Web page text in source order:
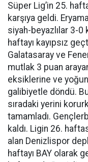
Süper Lig’in 25.
karşıya geldi.
siyah-beyazlılar 3-0
haftayı kayıpsız
Galatasaray ve
mutlak 3 puan
eksiklerine ve yoğun
galibiyetle döndü.
sıradaki yerini
tamamladı.
kaldı. Ligin 26.
alan Denizlispor
haftayı BAY olarak